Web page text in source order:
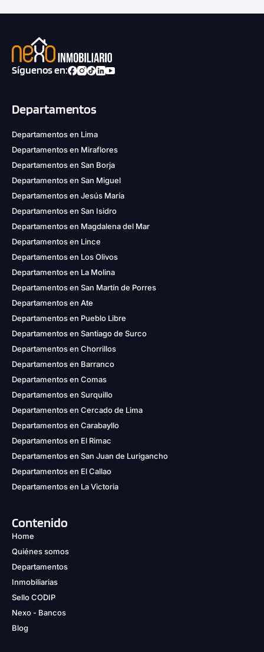
Síguenos en:
Departamentos
Departamentos en Lima
Departamentos en Miraflores
Departamentos en San Borja
Departamentos en San Miguel
Departamentos en Jesús María
Departamentos en San Isidro
Departamentos en Magdalena del Mar
Departamentos en Lince
Departamentos en Los Olivos
Departamentos en La Molina
Departamentos en San Martín de Porres
Departamentos en Ate
Departamentos en Pueblo Libre
Departamentos en Santiago de Surco
Departamentos en Chorrillos
Departamentos en Barranco
Departamentos en Comas
Departamentos en Surquillo
Departamentos en Cercado de Lima
Departamentos en Carabayllo
Departamentos en El Rimac
Departamentos en San Juan de Lurigancho
Departamentos en El Callao
Departamentos en La Victoria
Contenido
Home
Quiénes somos
Departamentos
Inmobiliarias
Sello CODIP
Nexo - Bancos
Blog